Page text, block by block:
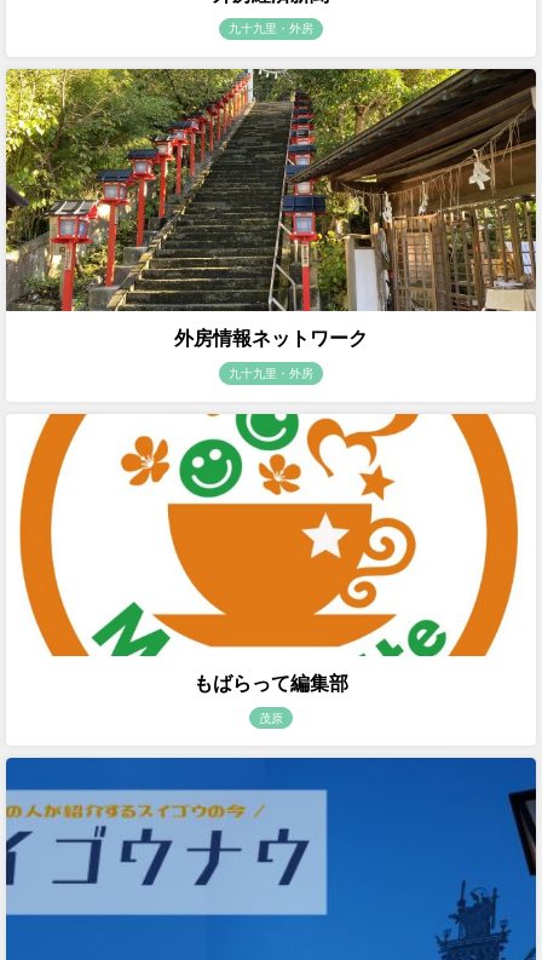
九十九里・外房
外房情報ネットワーク
九十九里・外房
もばらって編集部
茂原